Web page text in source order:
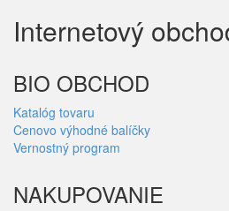
Internetový
BIO OBCHOD
Katalóg tovaru
Cenovo výhodné balíčky
Vernostný program
NAKUPOVANIE